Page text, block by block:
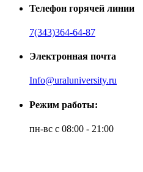
Телефон горячей линии
7(343)364-64-87
Электронная почта
Info@uraluniversity.ru
Режим работы:
пн-вс с 08:00 - 21:00